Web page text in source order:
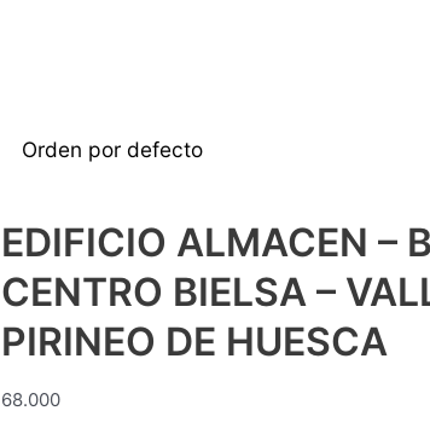
EDIFICIO ALMACEN –
CENTRO BIELSA –
PIRINEO DE HUESCA
68.000